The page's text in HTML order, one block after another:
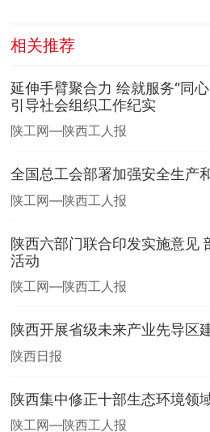
相关推荐
延伸手臂聚合力 绘就服务“同
引导社会组织工作纪实
陕工网—陕西工人报
全国总工会部署加强安全生产
陕工网—陕西工人报
陕西六部门联合印发实施意见
活动
陕工网—陕西工人报
陕西开展省级未来产业先导区
陕西日报
陕西集中修正十部生态环境领
陕工网—陕西工人报